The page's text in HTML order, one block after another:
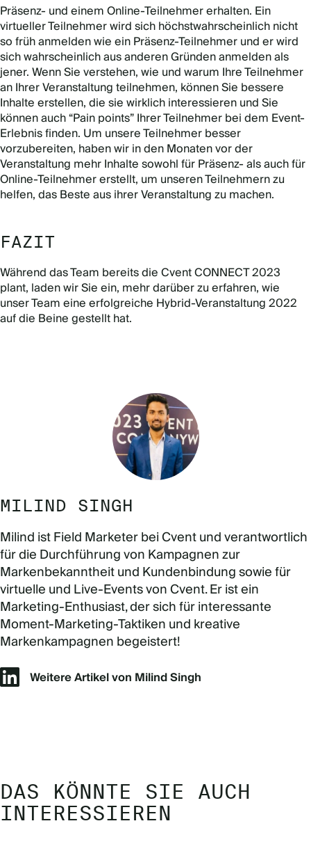
Präsenz- und einem Online-Teilnehmer erhalten. Ein
virtueller Teilnehmer wird sich höchstwahrscheinlich nicht
so früh anmelden wie ein Präsenz-Teilnehmer und er wird
sich wahrscheinlich aus anderen Gründen anmelden als
jener. Wenn Sie verstehen, wie und warum Ihre Teilnehmer
an Ihrer Veranstaltung teilnehmen, können Sie bessere
Inhalte erstellen, die sie wirklich interessieren und Sie
können auch “Pain points” Ihrer Teilnehmer bei dem Event-
Erlebnis finden. Um unsere Teilnehmer besser
vorzubereiten, haben wir in den Monaten vor der
Veranstaltung mehr Inhalte sowohl für Präsenz- als auch für
Online-Teilnehmer erstellt, um unseren Teilnehmern zu
helfen, das Beste aus ihrer Veranstaltung zu machen.
FAZIT
Während das Team bereits die Cvent CONNECT 2023
plant, laden wir Sie ein, mehr darüber zu erfahren, wie
unser Team eine erfolgreiche Hybrid-Veranstaltung 2022
auf die Beine gestellt hat.
MILIND SINGH
Milind ist Field Marketer bei Cvent und verantwortlich
für die Durchführung von Kampagnen zur
Markenbekanntheit und Kundenbindung sowie für
virtuelle und Live-Events von Cvent. Er ist ein
Marketing-Enthusiast, der sich für interessante
Moment-Marketing-Taktiken und kreative
Markenkampagnen begeistert!
Weitere Artikel von Milind Singh
DAS KÖNNTE SIE AUCH
INTERESSIEREN